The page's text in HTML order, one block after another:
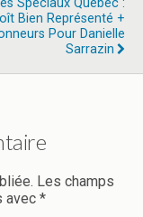
Spéciaux Québec :
Bien Représenté +
Pour Danielle
Sarrazin
Les champs
avec *